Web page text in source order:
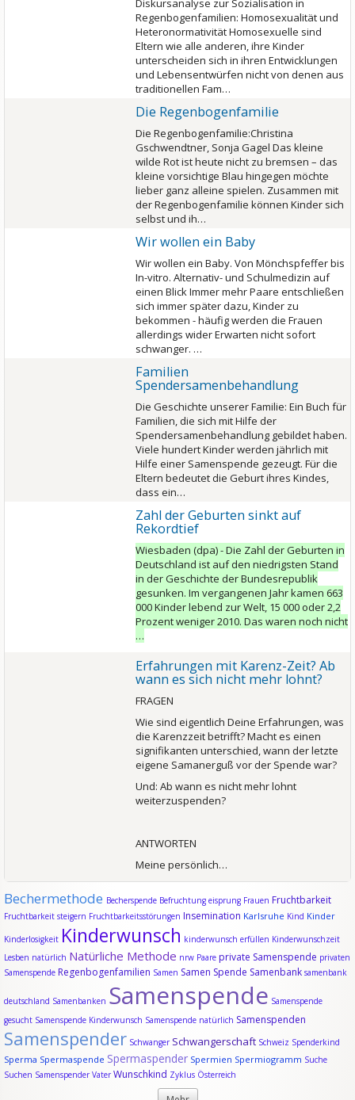
Diskursanalyse zur Sozialisation in
Regenbogenfamilien: Homosexualität und
Heteronormativität Homosexuelle sind
Eltern wie alle anderen, ihre Kinder
unterscheiden sich in ihren Entwicklungen
und Lebensentwürfen nicht von denen aus
traditionellen Fam…
Die Regenbogenfamilie
Die Regenbogenfamilie:Christina
Gschwendtner, Sonja Gagel Das kleine
wilde Rot ist heute nicht zu bremsen – das
kleine vorsichtige Blau hingegen möchte
lieber ganz alleine spielen. Zusammen mit
der Regenbogenfamilie können Kinder sich
selbst und ih…
Wir wollen ein Baby
Wir wollen ein Baby. Von Mönchspfeffer bis
In-vitro. Alternativ- und Schulmedizin auf
einen Blick Immer mehr Paare entschließen
sich immer später dazu, Kinder zu
bekommen - häufig werden die Frauen
allerdings wider Erwarten nicht sofort
schwanger. …
Familien
Spendersamenbehandlung
Die Geschichte unserer Familie: Ein Buch für
Familien, die sich mit Hilfe der
Spendersamenbehandlung gebildet haben.
Viele hundert Kinder werden jährlich mit
Hilfe einer Samenspende gezeugt. Für die
Eltern bedeutet die Geburt ihres Kindes,
dass ein…
Zahl der Geburten sinkt auf
Rekordtief
Wiesbaden (dpa) - Die Zahl der Geburten in
Deutschland ist auf den niedrigsten Stand
in der Geschichte der Bundesrepublik
gesunken. Im vergangenen Jahr kamen 663
000 Kinder lebend zur Welt, 15 000 oder 2,2
Prozent weniger 2010. Das waren noch nicht
…
Erfahrungen mit Karenz-Zeit? Ab
wann es sich nicht mehr lohnt?
FRAGEN
Wie sind eigentlich Deine Erfahrungen, was
die Karenzzeit betrifft? Macht es einen
signifikanten unterschied, wann der letzte
eigene Samanerguß vor der Spende war?
Und: Ab wann es nicht mehr lohnt
weiterzuspenden?
ANTWORTEN
Meine persönlich…
Bechermethode Becherspende Befruchtung eisprung Frauen Fruchtbarkeit
Fruchtbarkeit steigern Fruchtbarkeitsstörungen Insemination Karlsruhe Kind Kinder
Kinderlosigkeit Kinderwunsch kinderwunsch erfüllen Kinderwunschzeit
Lesben natürlich Natürliche Methode nrw Paare private Samenspende privaten
Samenspende Regenbogenfamilien Samen Samen Spende Samenbank samenbank
deutschland Samenbanken Samenspende Samenspende
gesucht Samenspende Kinderwunsch Samenspende natürlich Samenspenden
Samenspender Schwanger Schwangerschaft Schweiz Spenderkind
Sperma Spermaspende Spermaspender Spermien Spermiogramm Suche
Suchen Samenspender VaterWunschkind Zyklus Österreich